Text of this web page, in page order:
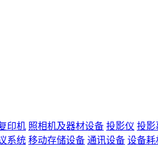
印机 照相机及器材设备 投影仪 投影
系统 移动存储设备 通讯设备 设备耗